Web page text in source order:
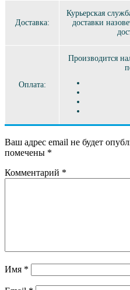
Доставка:
Курьерская
доставки
Оплата:
Производится
Ваш адрес email не будет
помечены *
Комментарий *
Имя *